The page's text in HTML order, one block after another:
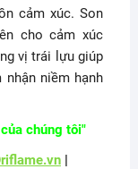
cảm xúc. Son
cho cảm xúc
vị trái lựu giúp
niềm hạnh
chúng tôi"
|